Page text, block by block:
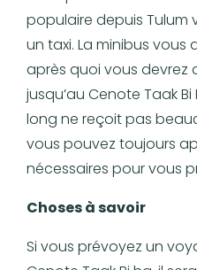
populaire depuis Tulum
un taxi. La minibus vous
après quoi vous devrez
jusqu’au Cenote Taak
long ne reçoit pas
vous pouvez toujours
nécessaires pour vous
Choses à savoir
Si vous prévoyez un